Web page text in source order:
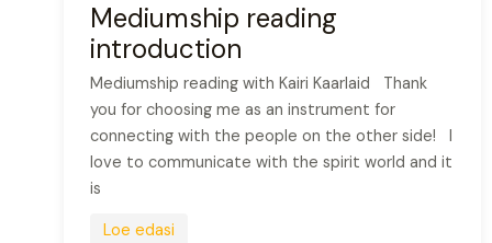
Mediumship reading
introduction
Mediumship reading with Kairi Kaarlaid Thank
you for choosing me as an instrument for
connecting with the people on the other side! I
love to communicate with the spirit world and it
is
Loe edasi